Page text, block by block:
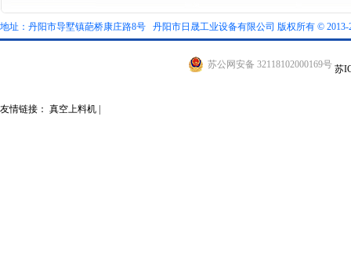
地址：丹阳市导墅镇葩桥康庄路8号 丹阳市日晟工业设备有限公司 版权所有 © 2013-
苏公网安备 32118102000169号 苏
友情链接： 真空上料机